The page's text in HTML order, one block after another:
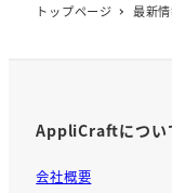
トップページ 最新
AppliCraftについ
会社概要